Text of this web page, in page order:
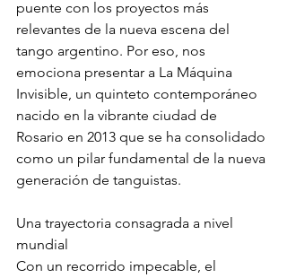
puente con los proyectos más
relevantes de la nueva escena del
tango argentino. Por eso, nos
emociona presentar a La Máquina
Invisible, un quinteto contemporáneo
nacido en la vibrante ciudad de
Rosario en 2013 que se ha consolidado
como un pilar fundamental de la nueva
generación de tanguistas.
Una trayectoria consagrada a nivel
mundial
Con un recorrido impecable, el